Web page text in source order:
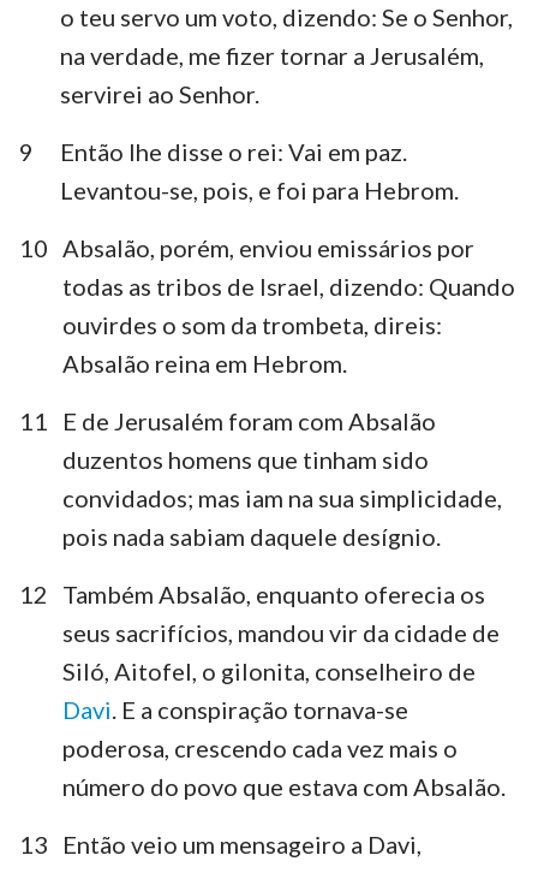
o teu servo um voto, dizendo: Se o Senhor,
na verdade, me fizer tornar a Jerusalém,
servirei ao Senhor.
9
Então lhe disse o rei: Vai em paz.
Levantou-se, pois, e foi para Hebrom.
10 Absalão, porém, enviou emissários por
todas as tribos de Israel, dizendo: Quando
ouvirdes o som da trombeta, direis:
Absalão reina em Hebrom.
11
E de Jerusalém foram com Absalão
duzentos homens que tinham sido
convidados; mas iam na sua simplicidade,
pois nada sabiam daquele desígnio.
12
Também Absalão, enquanto oferecia os
seus sacrifícios, mandou vir da cidade de
Siló, Aitofel, o gilonita, conselheiro de
Davi . E a conspiração tornava-se
poderosa, crescendo cada vez mais o
número do povo que estava com Absalão.
13
Então veio um mensageiro a Davi,